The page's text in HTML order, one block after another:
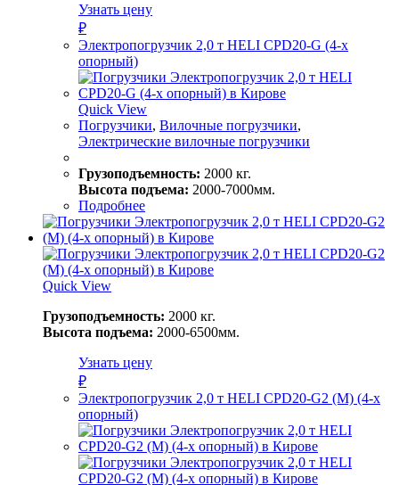
Узнать цену
₽
Электропогрузчик 2,0 т HELI CPD20-G (4-х
опорный)
Quick View
Погрузчики, Вилочные погрузчики,
Электрические вилочные погрузчики
Грузоподъемность: 2000 кг.
Высота подъема: 2000-7000мм.
Подробнее
Quick View
Грузоподъемность: 2000 кг.
Высота подъема: 2000-6500мм.
Узнать цену
₽
Электропогрузчик 2,0 т HELI CPD20-G2 (M) (4-х
опорный)